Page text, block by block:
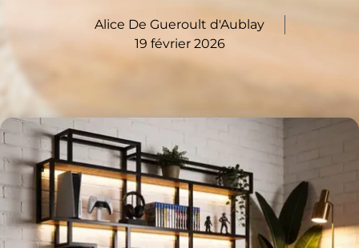
Alice De Gueroult d'Aublay
19 février 2026